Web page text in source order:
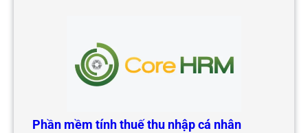
Phần mềm tính thuế thu nhập cá nhân